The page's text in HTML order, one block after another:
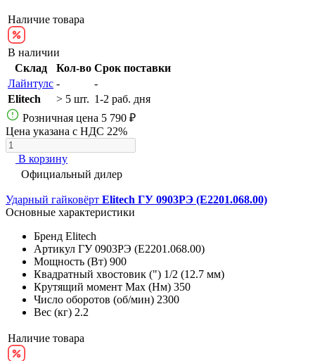
Наличие товара
В наличии
Склад
Кол-во Срок поставки
Лайнтулс -
-
Elitech
> 5 шт. 1-2 раб. дня
Розничная цена 5 790 ₽
Цена указана с НДС 22%
В корзину
Официальный дилер
Ударный гайковёрт Elitech ГУ 0903РЭ (E2201.068.00)
Основные характеристики
Бренд Elitech
Артикул ГУ 0903РЭ (E2201.068.00)
Мощность (Вт) 900
Квадратный хвостовик (") 1/2 (12.7 мм)
Крутящий момент Max (Нм) 350
Число оборотов (об/мин) 2300
Вес (кг) 2.2
Наличие товара